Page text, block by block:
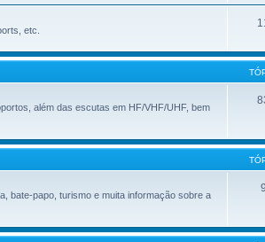
etc.
além das escutas em HF/VHF/UHF, bem
bate-papo, turismo e muita informação sobre a